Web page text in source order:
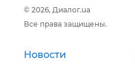
© 2026, Диалог.ua
Все права защищены.
Новости